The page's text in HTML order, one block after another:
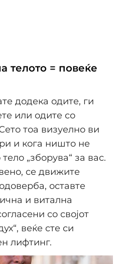
= повеќе
додека одите, ги
или одите со
тоа визуелно ви
и кога ништо не
„зборува“ за вас.
се движите
оставте
и витална
со својот
веќе сте си
лифтинг.